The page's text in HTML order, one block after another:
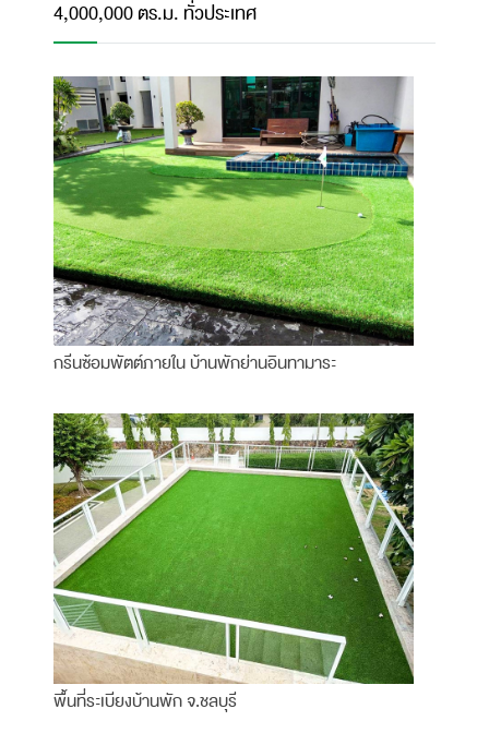
4,000,000 ตร.ม. ทั่วประเทศ
กรีนซ้อมพัตต์ภายใน บ้านพักย่านอินทามาระ
พื้นที่ระเบียงบ้านพัก จ.ชลบุรี